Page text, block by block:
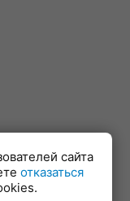
сайта
отказаться